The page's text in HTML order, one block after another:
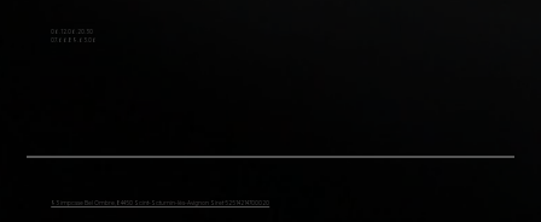
06.12.06.20.30
07.66.89.63.06
93 impasse Bel Ombre, 84450 Saint-Saturnin-lès-Avignon Siret 52514214700020